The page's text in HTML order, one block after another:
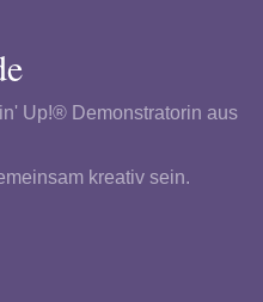
Up!® Demonstratorin aus
kreativ sein.